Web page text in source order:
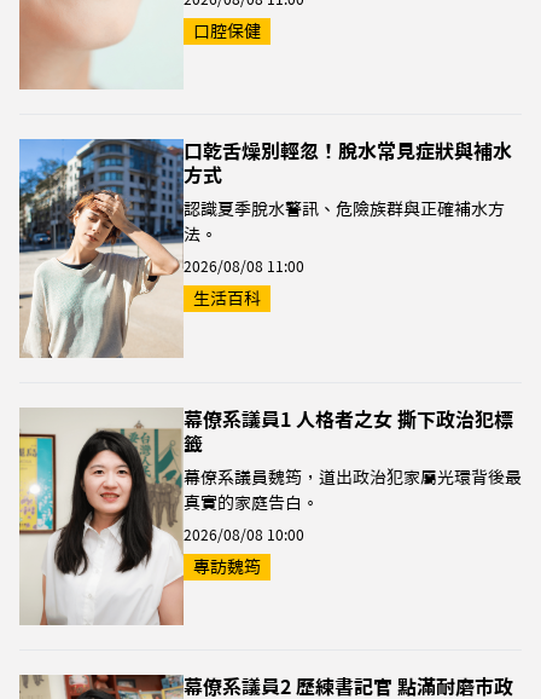
口腔保健
口乾舌燥別輕忽！脫水常見症狀與補水
方式
認識夏季脫水警訊、危險族群與正確補水方
法。
2026/08/08 11:00
生活百科
幕僚系議員1 人格者之女 撕下政治犯標
籤
幕僚系議員魏筠，道出政治犯家屬光環背後最
真實的家庭告白。
2026/08/08 10:00
專訪魏筠
幕僚系議員2 歷練書記官 點滿耐磨市政